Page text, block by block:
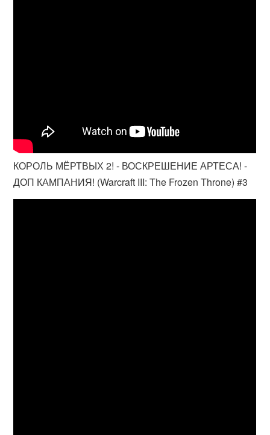
КОРОЛЬ МЁРТВЫХ 2! - ВОСКРЕШЕНИЕ АРТЕСА! -
ДОП КАМПАНИЯ! (Warcraft III: The Frozen Throne) #3